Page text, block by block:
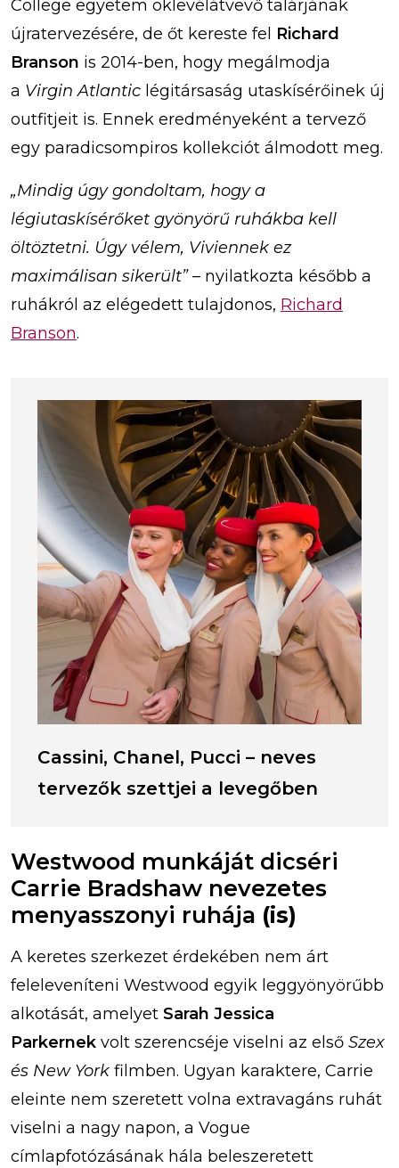
College egyetem oklevélátvevő talárjának
újratervezésére, de őt kereste fel Richard
Branson is 2014-ben, hogy megálmodja
a Virgin Atlantic légitársaság utaskísérőinek új
outfitjeit is. Ennek eredményeként a tervező
egy paradicsompiros kollekciót álmodott meg.
„Mindig úgy gondoltam, hogy a
légiutaskísérőket gyönyörű ruhákba kell
öltöztetni. Úgy vélem, Viviennek ez
maximálisan sikerült”– nyilatkozta később a
ruhákról az elégedett tulajdonos, Richard
Branson.
Cassini, Chanel, Pucci – neves
tervezők szettjei a levegőben
Westwood munkáját dicséri
Carrie Bradshaw nevezetes
menyasszonyi ruhája (is)
A keretes szerkezet érdekében nem árt
feleleveníteni Westwood egyik leggyönyörűbb
alkotását, amelyet Sarah Jessica
Parkernek volt szerencséje viselni az első Szex
és New York filmben. Ugyan karaktere, Carrie
eleinte nem szeretett volna extravagáns ruhát
viselni a nagy napon, a Vogue
címlapfotózásának hála beleszeretett